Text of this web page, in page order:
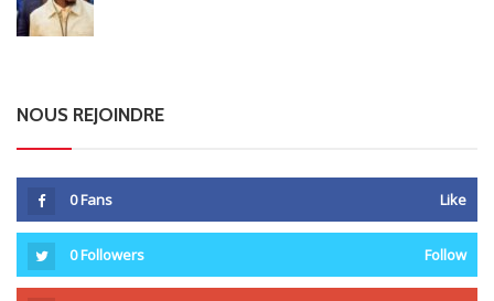
NOUS REJOINDRE
0Fans Like
0Followers Follow